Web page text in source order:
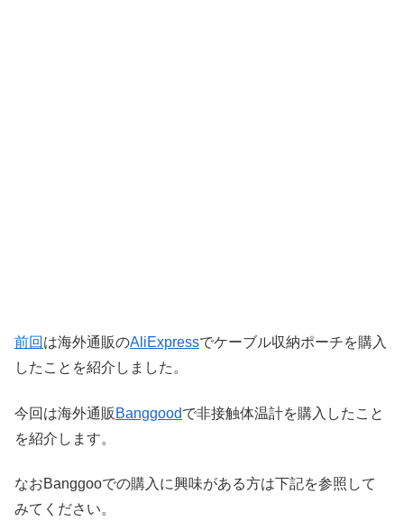
前回 は海外通販のAliExpressでケーブル収納ポーチを購入
したことを紹介しました。
今回は海外通販 Banggoodで非接触体温計を購入したこと
を紹介します。
なおBanggooでの購入に興味がある方は下記を参照して
みてください。